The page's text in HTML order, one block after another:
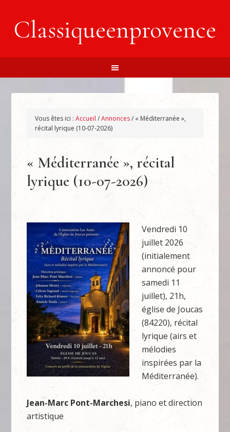
Classiqueenprovence
Vous êtes ici :Accueil /Annonces/ « Méditerranée »,
récital lyrique (10-07-2026)
« Méditerranée », récital
lyrique (10-07-2026)
Vendredi 10
juillet 2026
(initialement
annoncé pour
samedi 11
juillet), 21h,
église de Joucas
(84220), récital
lyrique (airs et
mélodies
inspirées par la
Méditerranée).
Jean-Marc Pont-Marchesi, piano et direction
artistique